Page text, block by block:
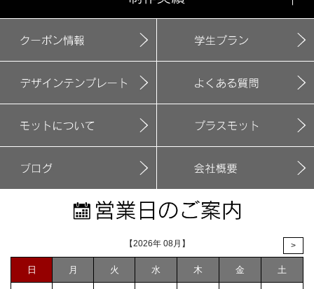
【2026年 08月】 >
日 月 火 水 木 金 土